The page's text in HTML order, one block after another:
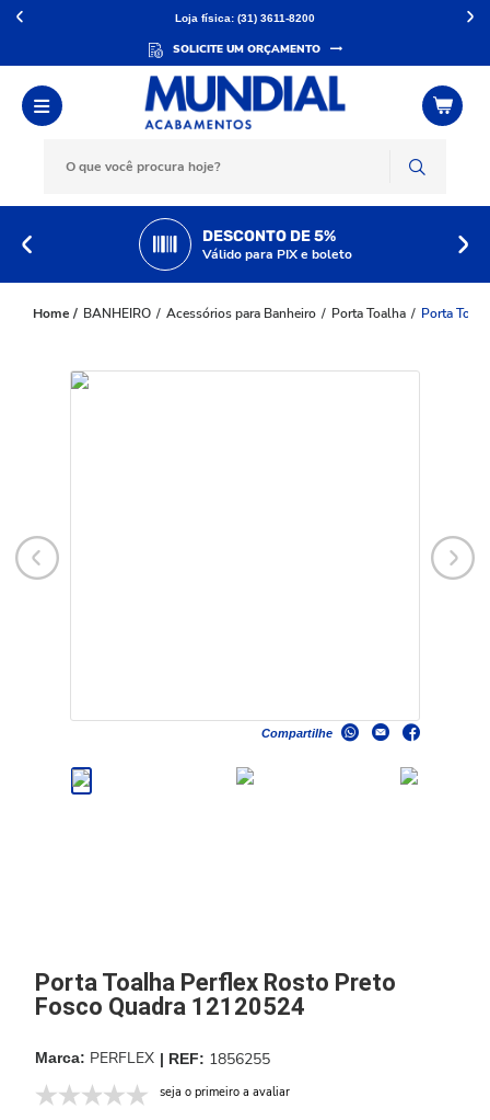
Loja física: (31) 3611-8200
SOLICITE UM ORÇAMENTO
DESCONTO DE 5%
Válido para PIX e boleto
BANHEIRO Acessórios para Banheiro Porta Toalha Porta
Compartilhe
Porta Toalha Perflex Rosto Preto
Fosco Quadra 12120524
PERFLEX 1856255
seja o primeiro a avaliar